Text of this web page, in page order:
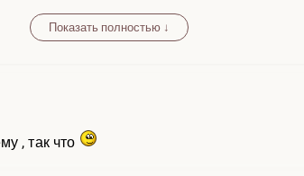
Показать полностью ↓
, так что